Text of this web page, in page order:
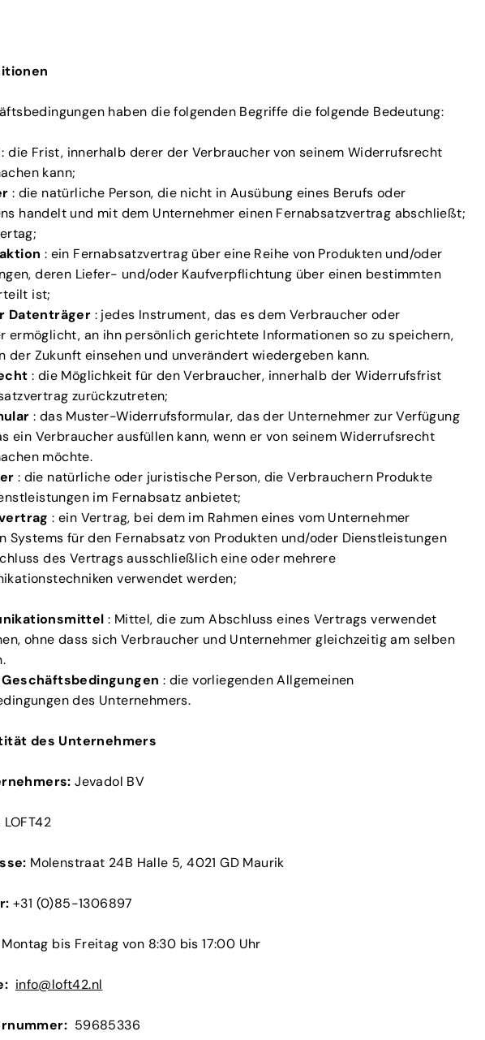
haben die folgenden Begriffe die folgende Bedeutung:
: die Frist, innerhalb derer der Verbraucher von seinem Widerrufsrecht
kann;
: die natürliche Person, die nicht in Ausübung eines Berufs oder
handelt und mit dem Unternehmer einen Fernabsatzvertrag abschließt;
: ein Fernabsatzvertrag über eine Reihe von Produkten und/oder
deren Liefer- und/oder Kaufverpflichtung über einen bestimmten
ist;
Datenträger : jedes Instrument, das es dem Verbraucher oder
ermöglicht, an ihn persönlich gerichtete Informationen so zu speichern,
der Zukunft einsehen und unverändert wiedergeben kann.
: die Möglichkeit für den Verbraucher, innerhalb der Widerrufsfrist
zurückzutreten;
: das Muster-Widerrufsformular, das der Unternehmer zur Verfügung
ein Verbraucher ausfüllen kann, wenn er von seinem Widerrufsrecht
möchte.
: die natürliche oder juristische Person, die Verbrauchern Produkte
im Fernabsatz anbietet;
: ein Vertrag, bei dem im Rahmen eines vom Unternehmer
Systems für den Fernabsatz von Produkten und/oder Dienstleistungen
des Vertrags ausschließlich eine oder mehrere
verwendet werden;
: Mittel, die zum Abschluss eines Vertrags verwendet
ohne dass sich Verbraucher und Unternehmer gleichzeitig am selben
: die vorliegenden Allgemeinen
des Unternehmers.
des Unternehmers
Jevadol BV
LOFT42
Molenstraat 24B Halle 5, 4021 GD Maurik
+31 (0)85-1306897
Montag bis Freitag von 8:30 bis 17:00 Uhr
info@loft42.nl
59685336